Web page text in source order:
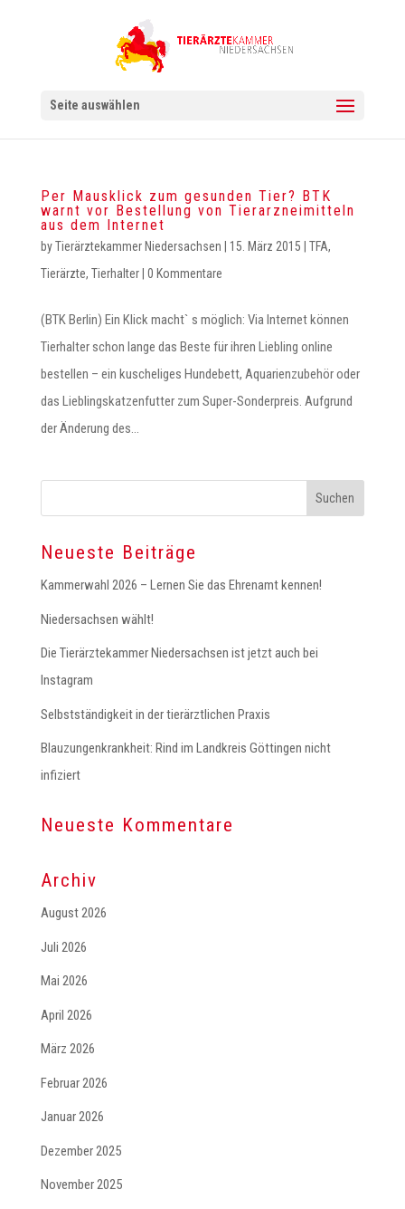
Seite auswählen
Per Mausklick zum gesunden Tier? BTK
warnt vor Bestellung von Tierarzneimitteln
aus dem Internet
byTierärztekammer Niedersachsen 15. März 2015 TFA,
Tierärzte, Tierhalter| 0 Kommentare
(BTK Berlin) Ein Klick macht` s möglich: Via Internet können
Tierhalter schon lange das Beste für ihren Liebling online
bestellen – ein kuscheliges Hundebett, Aquarienzubehör oder
das Lieblingskatzenfutter zum Super-Sonderpreis. Aufgrund
der Änderung des...
Neueste Beiträge
Kammerwahl 2026 – Lernen Sie das Ehrenamt kennen!
Niedersachsen wählt!
Die Tierärztekammer Niedersachsen ist jetzt auch bei
Instagram
Selbstständigkeit in der tierärztlichen Praxis
Blauzungenkrankheit: Rind im Landkreis Göttingen nicht
infiziert
Neueste Kommentare
Archiv
August 2026
Juli 2026
Mai 2026
April 2026
März 2026
Februar 2026
Januar 2026
Dezember 2025
November 2025